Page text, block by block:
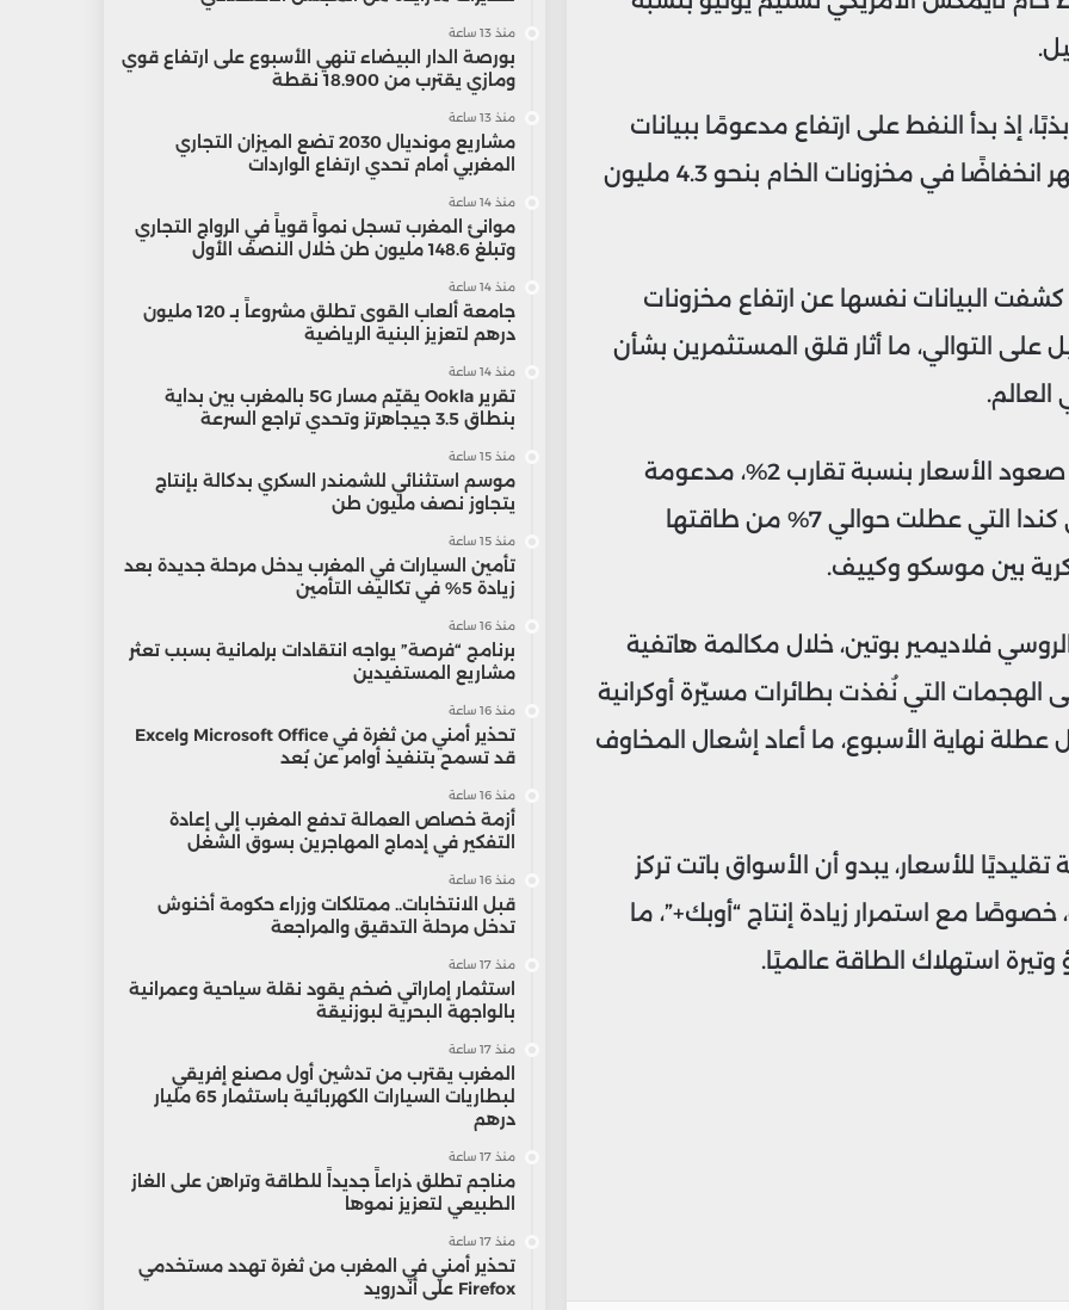
إذ بدأ النفط على ارتفاع مدعومًا ببيانات
من إدارة معلومات الطاقة الأمريكية تُظهر انخفاضًا في مخزونات الخام بنحو 4.3 مليون
البيانات نفسها عن ارتفاع مخزونات
بـ5.2 و4.2 مليون برميل على التوالي، ما أثار قلق المستثمرين بشأن
وجاء هذا التراجع بعد يوم واحد فقط من صعود الأسعار بنسبة تقارب 2%، مدعومة
بعوامل مؤقتة شملت حرائق الغابات في كندا التي عطلت حوالي 7% من طاقتها
بين موسكو وكييف.
فلاديمير بوتين، خلال مكالمة هاتفية
الهجمات التي نُفذت بطائرات مسيّرة أوكرانية
نهاية الأسبوع، ما أعاد إشعال المخاوف
للأسعار، يبدو أن الأسواق باتت تركز
مع استمرار زيادة إنتاج “أوبك+”، ما
استهلاك الطاقة عالميًا.
منذ 13 ساعة
بورصة الدار البيضاء تنهي الأسبوع على ارتفاع قوي
ومازي يقترب من 18.900 نقطة
منذ 13 ساعة
مشاريع مونديال 2030 تضع الميزان التجاري
المغربي أمام تحدي ارتفاع الواردات
منذ 14 ساعة
موانئ المغرب تسجل نمواً قوياً في الرواج التجاري
وتبلغ 148.6 مليون طن خلال النصف الأول
منذ 14 ساعة
جامعة ألعاب القوى تطلق مشروعاً بـ 120 مليون
درهم لتعزيز البنية الرياضية
منذ 14 ساعة
تقرير Ookla يقيّم مسار 5G بالمغرب بين بداية
بنطاق 3.5 جيجاهرتز وتحدي تراجع السرعة
منذ 15 ساعة
موسم استثنائي للشمندر السكري بدكالة بإنتاج
يتجاوز نصف مليون طن
منذ 15 ساعة
تأمين السيارات في المغرب يدخل مرحلة جديدة بعد
زيادة 5% في تكاليف التأمين
منذ 16 ساعة
برنامج “فرصة” يواجه انتقادات برلمانية بسبب تعثر
مشاريع المستفيدين
منذ 16 ساعة
تحذير أمني من ثغرة في Microsoft Office وExcel
قد تسمح بتنفيذ أوامر عن بُعد
منذ 16 ساعة
أزمة خصاص العمالة تدفع المغرب إلى إعادة
التفكير في إدماج المهاجرين بسوق الشغل
منذ 16 ساعة
قبل الانتخابات.. ممتلكات وزراء حكومة أخنوش
تدخل مرحلة التدقيق والمراجعة
منذ 17 ساعة
استثمار إماراتي ضخم يقود نقلة سياحية وعمرانية
بالواجهة البحرية لبوزنيقة
منذ 17 ساعة
المغرب يقترب من تدشين أول مصنع إفريقي
لبطاريات السيارات الكهربائية باستثمار 65 مليار
درهم
منذ 17 ساعة
مناجم تطلق ذراعاً جديداً للطاقة وتراهن على الغاز
الطبيعي لتعزيز نموها
منذ 17 ساعة
تحذير أمني في المغرب من ثغرة تهدد مستخدمي
Firefox على أندرويد